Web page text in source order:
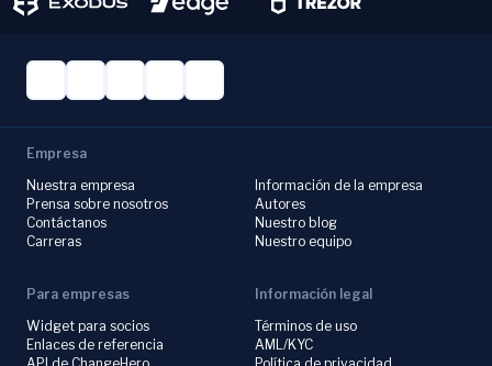
Empresa
Nuestra empresa
Prensa sobre nosotros
Contáctanos
Carreras
Información de la empresa
Autores
Nuestro blog
Nuestro equipo
Para empresas
Widget para socios
Enlaces de referencia
Información legal
Términos de uso
AML/KYC